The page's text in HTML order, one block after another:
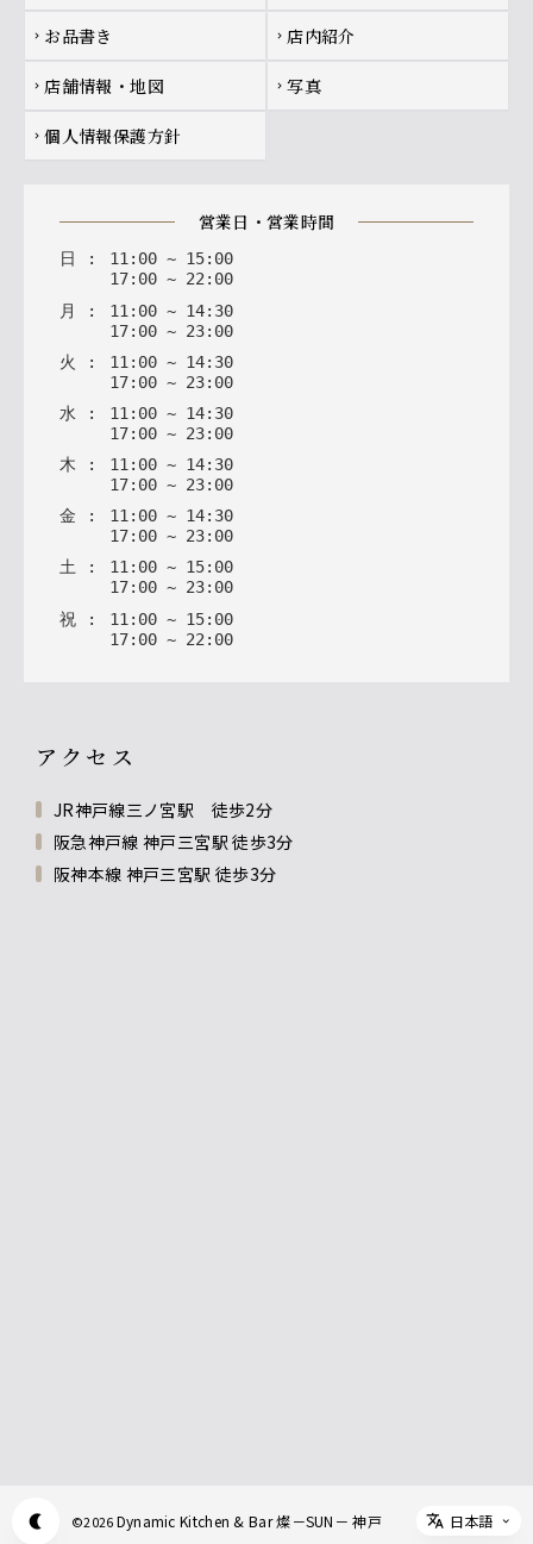
chevron_right お品書き chevron_right 店内紹介
chevron_right 店舗情報・地図 chevron_right 写真
chevron_right 個人情報保護方針
営業日・営業時間
日 : 11: 00 ~ 15: 00
17: 00 ~ 22: 00
月
: 11 : 00 ~ 14: 30
17: 00 ~ 23: 00
火
: 11 : 00 ~ 14: 30
17: 00 ~ 23: 00
水 : 11 : 00 ~ 14: 30
17: 00 ~ 23: 00
木 : 11 : 00 ~ 14: 30
17: 00 ~ 23: 00
金 : 11: 00 ~ 14: 30
17: 00 ~ 23: 00
土 : 11: 00 ~ 15: 00
17: 00 ~ 23: 00
祝 : 11 : 00 ~ 15: 00
17: 00 ~ 22 : 00
アクセス
JR神戸線三ノ宮駅 徒歩2分
阪急神戸線 神戸三宮駅 徒歩3分
阪神本線 神戸三宮駅 徒歩3分
©2026Dynamic Kitchen & Bar 燦－SUN－ 神戸
Select
日本語
Appearance mode switch